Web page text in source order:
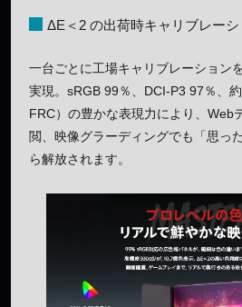
ΔE＜2 の出荷時キャリブレーシ
一台ごとに工場キャリブレーション
実現。sRGB 99％、DCI-P3 97％、
FRC）の豊かな表現力により、Web
閲、映像グラーディングでも「思っ
ら解放されます。